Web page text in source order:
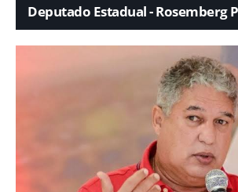
Deputado Estadual - Rosemberg